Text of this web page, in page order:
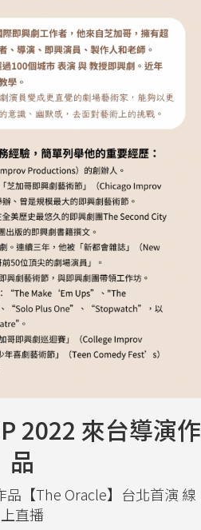
2022 來台導演作
品
【The Oracle】台北首演 線
上直播